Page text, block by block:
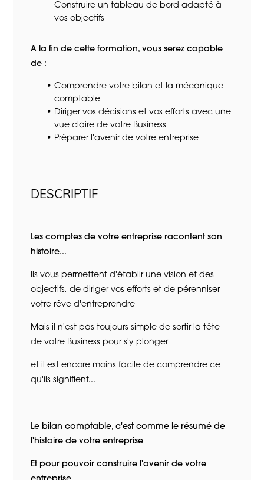
Construire un tableau de bord adapté à
vos objectifs
A la fin de cette formation, vous serez capable
de :
Comprendre votre bilan et la mécanique
comptable
Diriger vos décisions et vos efforts avec une
vue claire de votre Business
Préparer l'avenir de votre entreprise
DESCRIPTIF
Les comptes de votre entreprise racontent son
histoire...
Ils vous permettent d'établir une vision et des
objectifs, de diriger vos efforts et de pérenniser
votre rêve d'entreprendre
Mais il n'est pas toujours simple de sortir la tête
de votre Business pour s'y plonger
et il est encore moins facile de comprendre ce
qu'ils signifient...
Le bilan comptable, c'est comme le résumé de
l'histoire de votre entreprise
Et pour pouvoir construire l'avenir de votre